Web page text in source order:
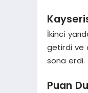
İkinci
getirdi ve
sona erdi.
Puan